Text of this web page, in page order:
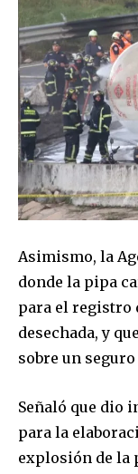
Asimismo, la
donde la pipa
para el registro
desechada, y
sobre un
Señaló que dio
para la
explosión de la